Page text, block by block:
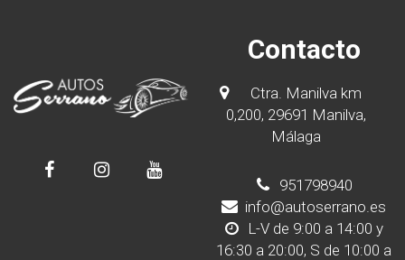
Contacto
Ctra. Manilva km
0,200, 29691 Manilva,
Málaga
951798940
info@autoserrano.es
L-V de 9:00 a 14:00 y
16:30 a 20:00, S de 10:00 a